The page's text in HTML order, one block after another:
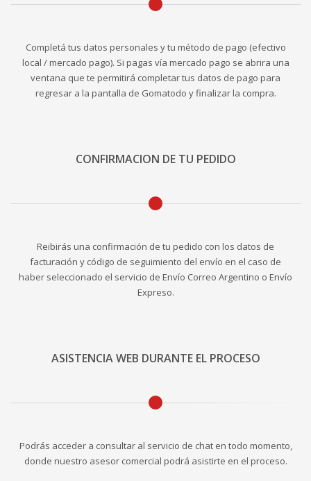
Completá tus datos personales y tu método de pago (efectivo
local / mercado pago). Si pagas vía mercado pago se abrira una
ventana que te permitirá completar tus datos de pago para
regresar a la pantalla de Gomatodo y finalizar la compra.
CONFIRMACION DE TU PEDIDO
Reibirás una confirmación de tu pedido con los datos de
facturación y código de seguimiento del envío en el caso de
haber seleccionado el servicio de Envío Correo Argentino o Envío
Expreso.
ASISTENCIA WEB DURANTE EL PROCESO
Podrás acceder a consultar al servicio de chat en todo momento,
donde nuestro asesor comercial podrá asistirte en el proceso.